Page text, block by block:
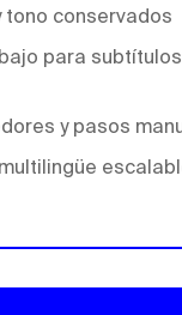
tono conservados
para
y pasos